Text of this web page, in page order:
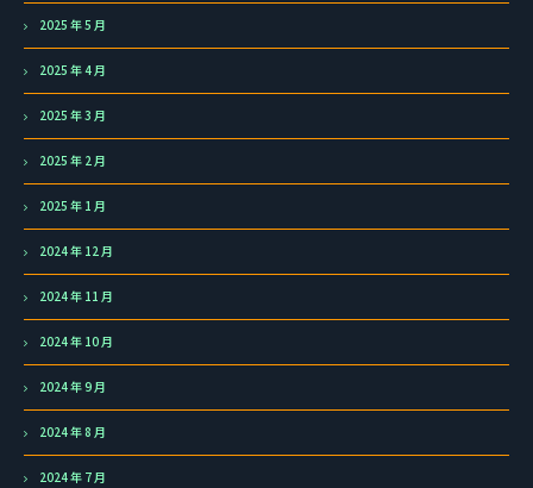
2025 年 5 月
2025 年 4 月
2025 年 3 月
2025 年 2 月
2025 年 1 月
2024 年 12 月
2024 年 11 月
2024 年 10 月
2024 年 9 月
2024 年 8 月
2024 年 7 月